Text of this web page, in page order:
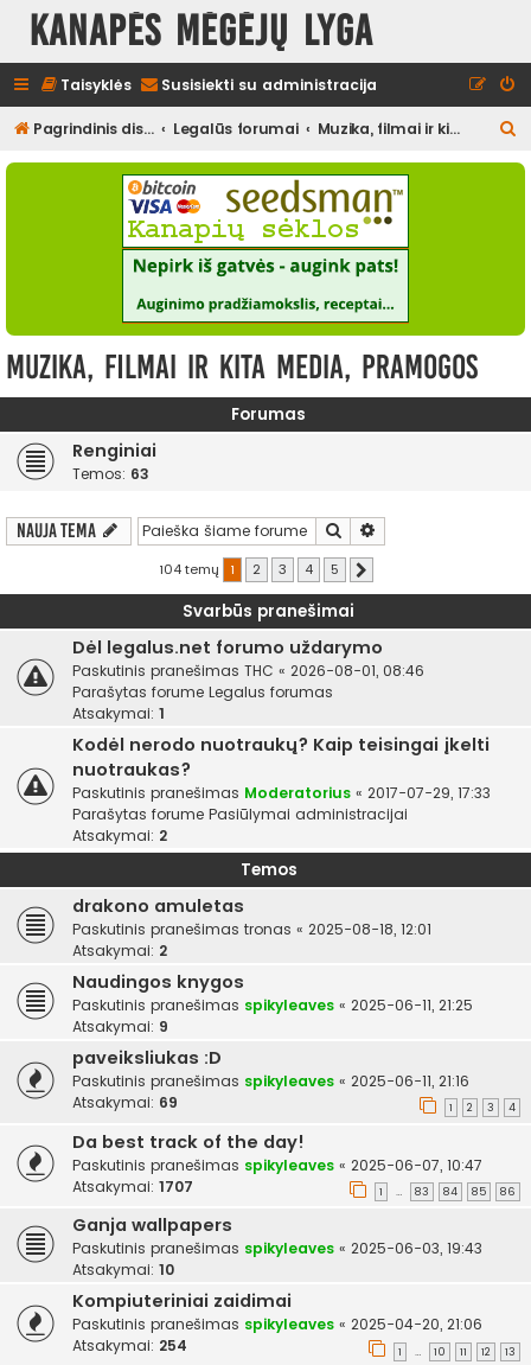
Kanapės mėgėjų lyga
Taisyklės Susisiekti su administracija
Pagrindinis diskusijų puslapis Legalūs forumai Muzika, filmai ir kita media, pramogos
e
Muzika, filmai ir kita media, pramogos
Forumas
Renginiai
Temos: 63
Nauja tema Ieškoti
104 temų 1 2 3 4 5
Svarbūs pranešimai
Dėl legalus.net forumo uždarymo
Paskutinis pranešimas THC « 2026-08-01, 08:46
Parašytas forume Legalus forumas
Atsakymai: 1
Kodėl nerodo nuotraukų? Kaip teisingai įkelti
nuotraukas?
Paskutinis pranešimas Moderatorius « 2017-07-29, 17:33
Parašytas forume Pasiūlymai administracijai
Atsakymai: 2
Temos
drakono amuletas
Paskutinis pranešimas tronas « 2025-08-18, 12:01
Atsakymai: 2
Naudingos knygos
Paskutinis pranešimas spikyleaves « 2025-06-11, 21:25
Atsakymai: 9
paveiksliukas :D
Paskutinis pranešimas spikyleaves « 2025-06-11, 21:16
Atsakymai: 69 1 2 3 4
Da best track of the day!
Paskutinis pranešimas spikyleaves « 2025-06-07, 10:47
Atsakymai: 1707 1 … 83 84 85 86
Ganja wallpapers
Paskutinis pranešimas spikyleaves « 2025-06-03, 19:43
Atsakymai: 10
Kompiuteriniai zaidimai
Paskutinis pranešimas spikyleaves « 2025-04-20, 21:06
Atsakymai: 254 1 … 10 11 12 13